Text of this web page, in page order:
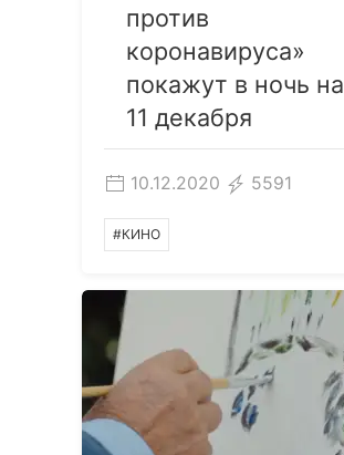
против
коронавируса»
покажут в ночь на
11 декабря
10.12.2020 5591
#КИНО